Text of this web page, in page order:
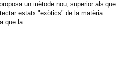
un mètode nou, superior als que
estats "exòtics" de la matèria
que la...